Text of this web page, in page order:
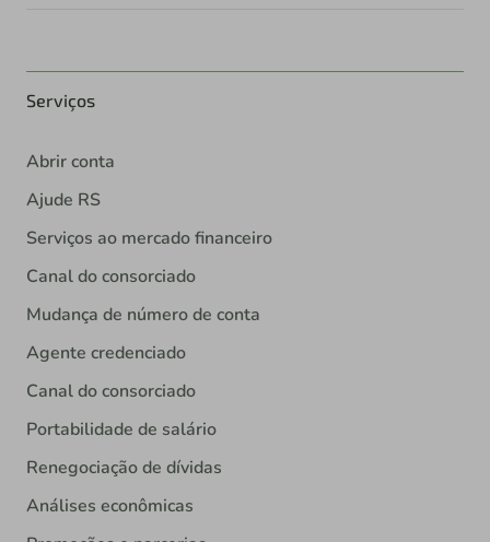
Serviços
Abrir conta
Ajude RS
Serviços ao mercado financeiro
Canal do consorciado
Mudança de número de conta
Agente credenciado
Canal do consorciado
Portabilidade de salário
Renegociação de dívidas
Análises econômicas